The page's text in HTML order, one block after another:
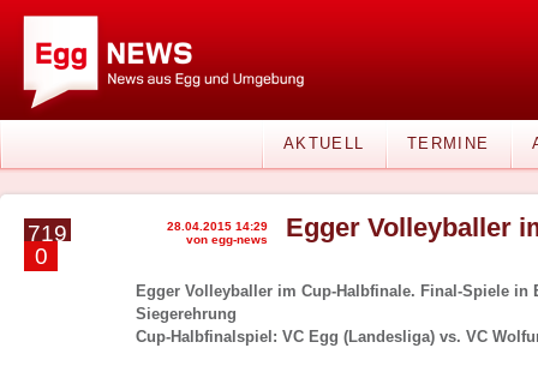
AKTUELL TERMINE
719
0
28.04.2015 14:29
von egg-news
Egger Volleyballer
Egger Volleyballer im Cup-Halbfinale. Final-Spiele in
Siegerehrung
Cup-Halbfinalspiel: VC Egg (Landesliga) vs. VC